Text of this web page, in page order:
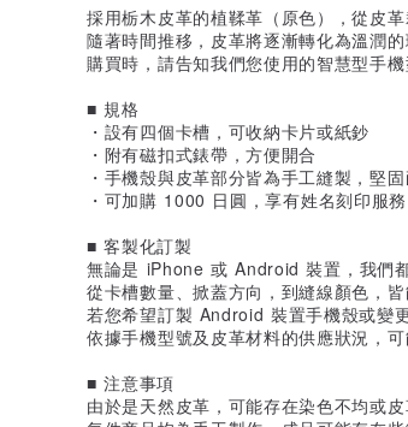
採用栃木皮革的植鞣革（原色），從皮
隨著時間推移，皮革將逐漸轉化為溫潤
購買時，請告知我們您使用的智慧型手機
■ 規格
・設有四個卡槽，可收納卡片或紙鈔
・附有磁扣式錶帶，方便開合
・手機殼與皮革部分皆為手工縫製，堅
・可加購 1000 日圓，享有姓名刻印服務
■ 客製化訂製
無論是 iPhone 或 Android 裝置，我們都
從卡槽數量、掀蓋方向，到縫線顏色，
若您希望訂製 Android 裝置手機殼或變
依據手機型號及皮革材料的供應狀況，可
■ 注意事項
由於是天然皮革，可能存在染色不均或皮